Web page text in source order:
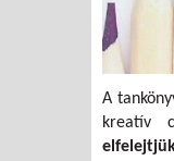
A
kreatív